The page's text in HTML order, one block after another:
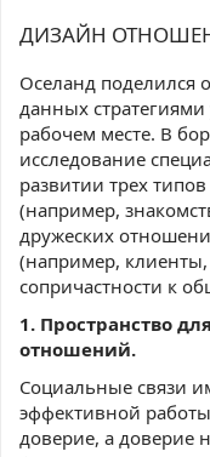
ДИЗАЙН
Оселанд поделился
данных
рабочем месте. В
исследование
развитии трех
(например,
дружеских
(например, клиенты,
сопричастности к
1. Пространство
отношений.
Социальные связи
эффективной
доверие, а доверие